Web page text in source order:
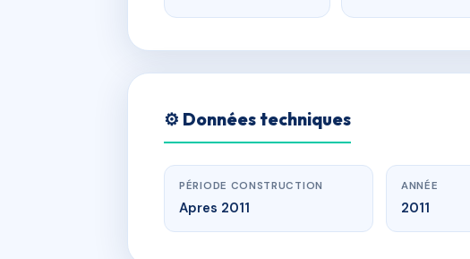
⚙️ Données techniques
PÉRIODE CONSTRUCTION
Apres 2011
ANNÉE
2011